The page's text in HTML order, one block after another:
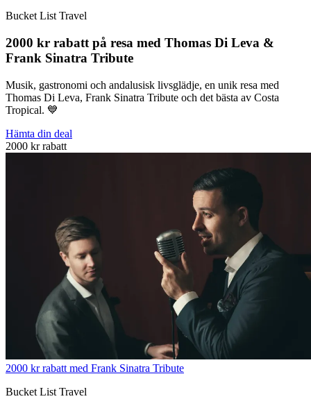
Bucket List Travel
2000 kr rabatt på resa med Thomas Di Leva &
Frank Sinatra Tribute
Musik, gastronomi och andalusisk livsglädje, en unik resa med
Thomas Di Leva, Frank Sinatra Tribute och det bästa av Costa
Tropical. 💙
Hämta din deal
2000 kr rabatt
2000 kr rabatt med Frank Sinatra Tribute
Bucket List Travel